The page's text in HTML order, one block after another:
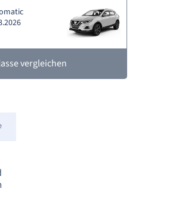
vergleichen